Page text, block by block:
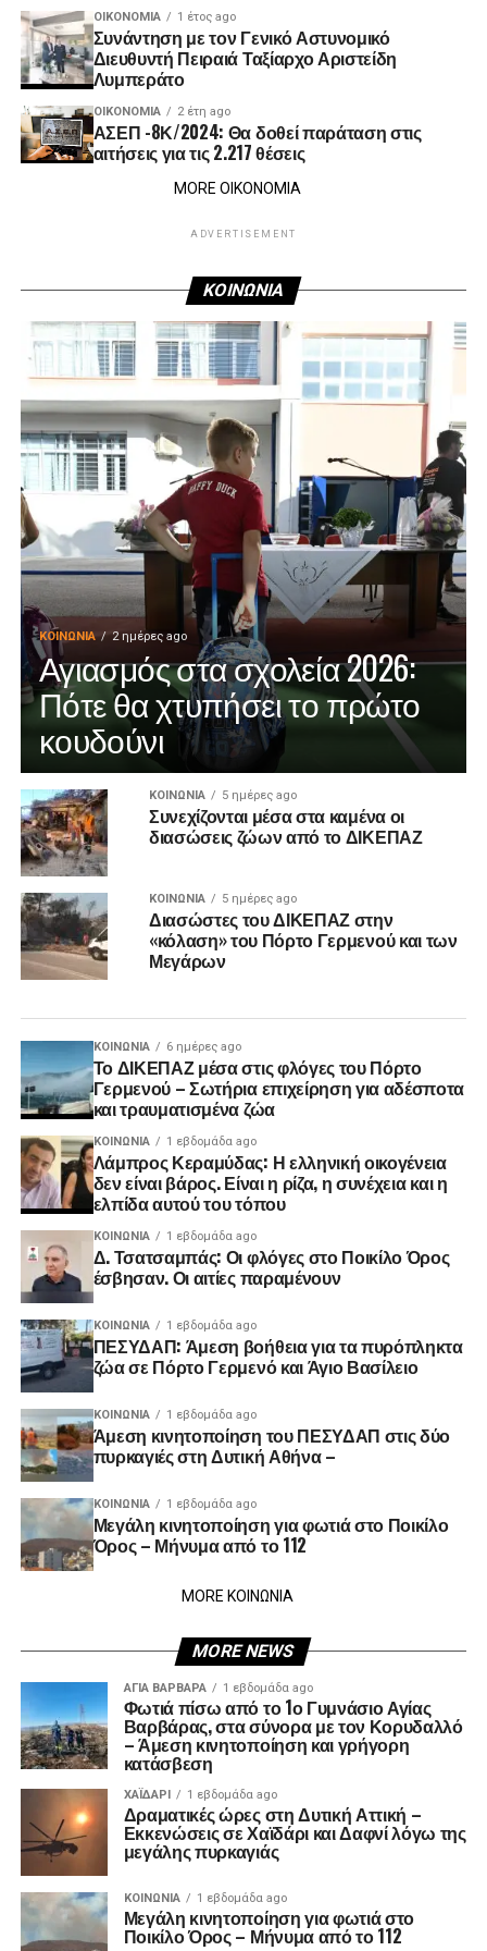
ΟΙΚΟΝΟΜΊΑ 1 έτος ago
Συνάντηση με τον Γενικό Αστυνομικό
Διευθυντή Πειραιά Ταξίαρχο Αριστείδη
Λυμπεράτο
ΟΙΚΟΝΟΜΊΑ 2 έτη ago
ΑΣΕΠ -8Κ/2024: Θα δοθεί παράταση στις
αιτήσεις για τις 2.217 θέσεις
MORE ΟΙΚΟΝΟΜΙΑ
ADVERTISEMENT
ΚΟΙΝΩΝΙΑ
ΚΟΙΝΩΝΊΑ 2 ημέρες ago
Αγιασμός στα σχολεία 2026:
Πότε θα χτυπήσει το πρώτο
κουδούνι
ΚΟΙΝΩΝΊΑ 5 ημέρες ago
Συνεχίζονται μέσα στα καμένα οι
διασώσεις ζώων από το ΔΙΚΕΠΑΖ
ΚΟΙΝΩΝΊΑ 5 ημέρες ago
Διασώστες του ΔΙΚΕΠΑΖ στην
«κόλαση» του Πόρτο Γερμενού και των
Μεγάρων
ΚΟΙΝΩΝΊΑ 6 ημέρες ago
Το ΔΙΚΕΠΑΖ μέσα στις φλόγες του Πόρτο
Γερμενού – Σωτήρια επιχείρηση για αδέσποτα
και τραυματισμένα ζώα
ΚΟΙΝΩΝΊΑ 1 εβδομάδα ago
Λάμπρος Κεραμύδας: Η ελληνική οικογένεια
δεν είναι βάρος. Είναι η ρίζα, η συνέχεια και η
ελπίδα αυτού του τόπου
ΚΟΙΝΩΝΊΑ 1 εβδομάδα ago
Δ. Τσατσαμπάς: Οι φλόγες στο Ποικίλο Όρος
έσβησαν. Οι αιτίες παραμένουν
ΚΟΙΝΩΝΊΑ 1 εβδομάδα ago
ΠΕΣΥΔΑΠ: Άμεση βοήθεια για τα πυρόπληκτα
ζώα σε Πόρτο Γερμενό και Άγιο Βασίλειο
ΚΟΙΝΩΝΊΑ 1 εβδομάδα ago
Άμεση κινητοποίηση του ΠΕΣΥΔΑΠ στις δύο
πυρκαγιές στη Δυτική Αθήνα –
ΚΟΙΝΩΝΊΑ 1 εβδομάδα ago
Μεγάλη κινητοποίηση για φωτιά στο Ποικίλο
Όρος – Μήνυμα από το 112
MORE ΚΟΙΝΩΝΙΑ
MORE NEWS
ΑΓΙΑ ΒΑΡΒΑΡΑ 1 εβδομάδα ago
Φωτιά πίσω από το 1ο Γυμνάσιο Αγίας
Βαρβάρας, στα σύνορα με τον Κορυδαλλό
– Άμεση κινητοποίηση και γρήγορη
κατάσβεση
ΧΑΪΔΑΡΙ 1 εβδομάδα ago
Δραματικές ώρες στη Δυτική Αττική –
Εκκενώσεις σε Χαϊδάρι και Δαφνί λόγω της
μεγάλης πυρκαγιάς
ΚΟΙΝΩΝΊΑ 1 εβδομάδα ago
Μεγάλη κινητοποίηση για φωτιά στο
Ποικίλο Όρος – Μήνυμα από το 112